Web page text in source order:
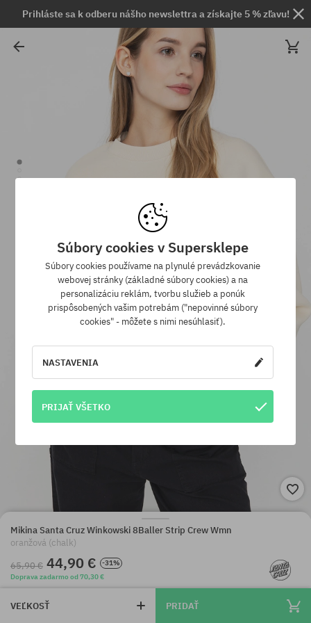
Prihláste sa k odberu nášho newslettra a získajte 5 % zľavu!
Mikina Santa Cruz Winkowski 8Baller Strip Crew Wmn
oranžová (chalk)
65,90 € 44,90 €
-31%
Doprava zadarmo od 70,30 €
VEĽKOSŤ PRIDAŤ
Súbory cookies v Supersklepe
Súbory cookies používame na plynulé prevádzkovanie
webovej stránky (základné súbory cookies) a na
personalizáciu reklám, tvorbu služieb a ponúk
prispôsobených vašim potrebám ("nepovinné súbory
cookies" - môžete s nimi nesúhlasiť).
NASTAVENIA
PRIJAŤ VŠETKO